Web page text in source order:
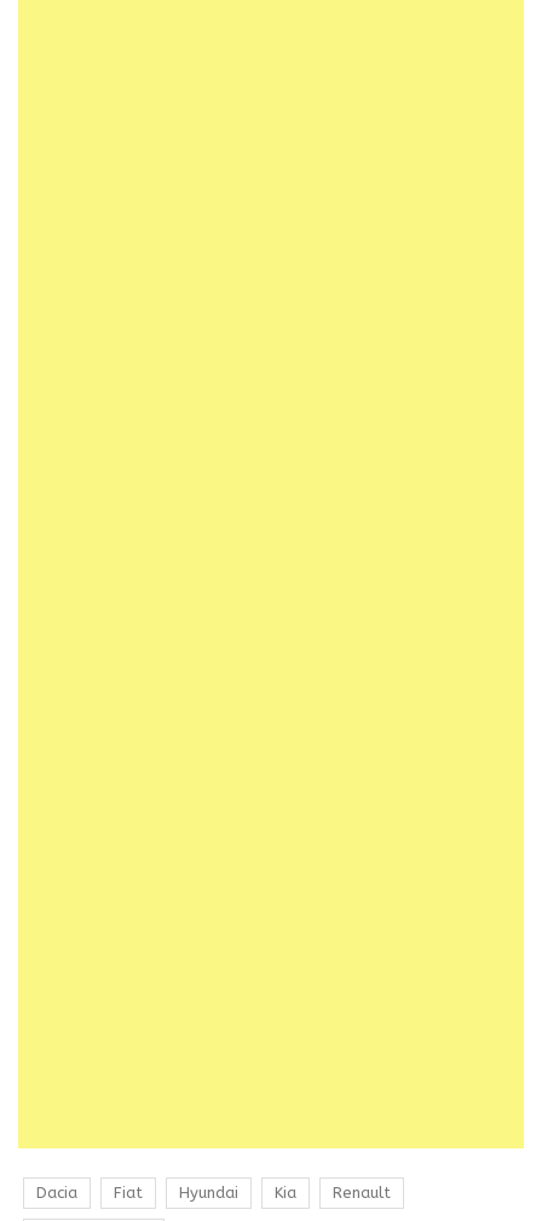
Dacia Fiat Hyundai Kia Renault